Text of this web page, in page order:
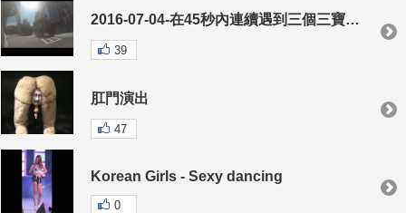
2016-07-04-在45秒內連續遇到三個三寶@@
39
肛門演出
47
Korean Girls - Sexy dancing
0